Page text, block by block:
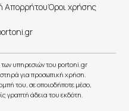
ΑπορρήτουΌροι χρήσης
των υπηρεσιών του portoni.gr
για προσωπική χρήση.
του, σε οποιοδήποτε μέσο,
γραπτή άδεια του εκδότη.